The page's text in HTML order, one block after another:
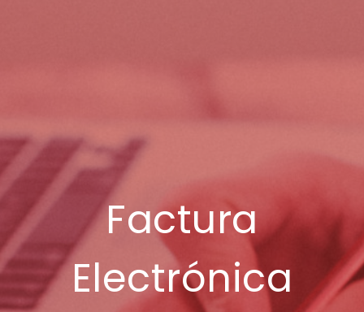
Factura
Electrónica